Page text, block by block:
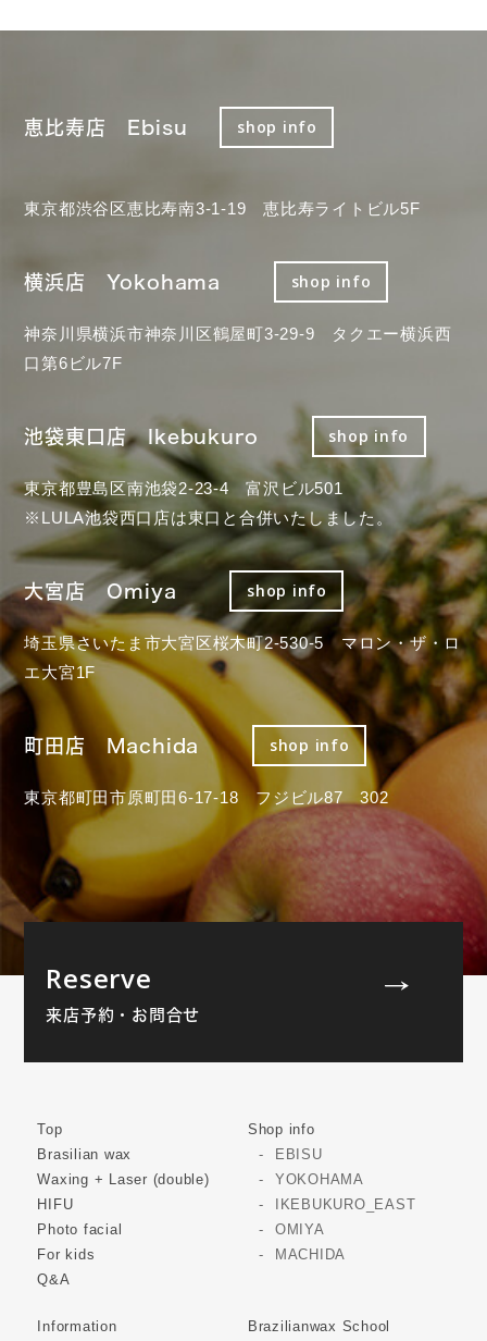
恵比寿店 Ebisu shop info
東京都渋谷区恵比寿南3-1-19 恵比寿ライトビル5F
横浜店 Yokohama shop info
神奈川県横浜市神奈川区鶴屋町3-29-9 タクエー横浜西
口第6ビル7F
池袋東口店 Ikebukuro shop info
東京都豊島区南池袋2-23-4 富沢ビル501
※LULA池袋西口店は東口と合併いたしました。
大宮店 Omiya shop info
埼玉県さいたま市大宮区桜木町2-530-5 マロン・ザ・ロ
エ大宮1F
町田店 Machida shop info
東京都町田市原町田6-17-18 フジビル87 302
Reserve
来店予約・お問合せ
Top
Brasilian wax
Waxing + Laser (double)
HIFU
Photo facial
For kids
Q&A
Shop info
EBISU
YOKOHAMA
IKEBUKURO_EAST
OMIYA
MACHIDA
Information Brazilianwax School